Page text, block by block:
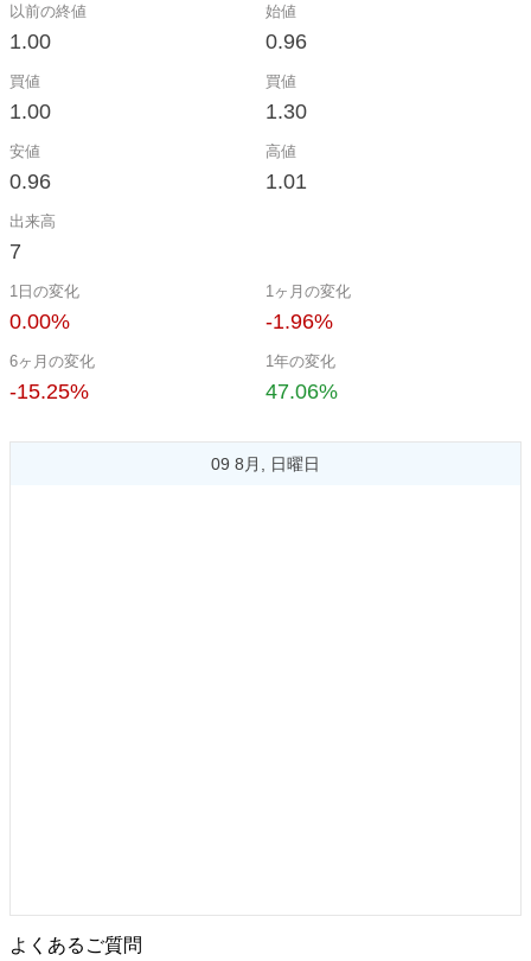
以前の終値
1.00
始値
0.96
買値
1.00
買値
1.30
安値
0.96
高値
1.01
出来高
7
1日の変化
0.00%
1ヶ月の変化
-1.96%
6ヶ月の変化
-15.25%
1年の変化
47.06%
09 8月, 日曜日
よくあるご質問